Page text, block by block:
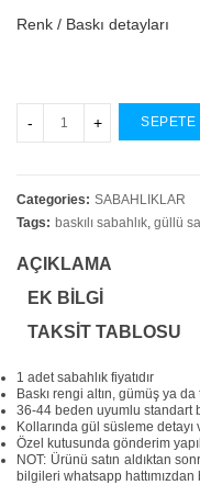
Renk / Baskı detayları
SEPETE
Categories: SABAHLIKLAR
Tags: baskılı sabahlık, güllü
AÇIKLAMA
EK BILGI
TAKSIT TABLOSU
1 adet sabahlık fiyatıdır
Baskı rengi altın, gümüş ya
36-44 beden uyumlu standart
Kollarında gül süsleme detayı
Özel kutusunda gönderim
NOT: Ürünü satın aldıktan
bilgileri whatsapp